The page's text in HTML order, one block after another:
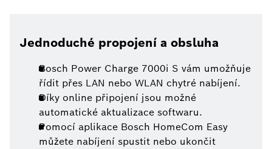
Jednoduché propojení a obsluha
Bosch Power Charge 7000i S vám umožňuje
řídit přes LAN nebo WLAN chytré nabíjení.
Díky online připojení jsou možné
automatické aktualizace softwaru.
Pomocí aplikace Bosch HomeCom Easy
můžete nabíjení spustit nebo ukončit